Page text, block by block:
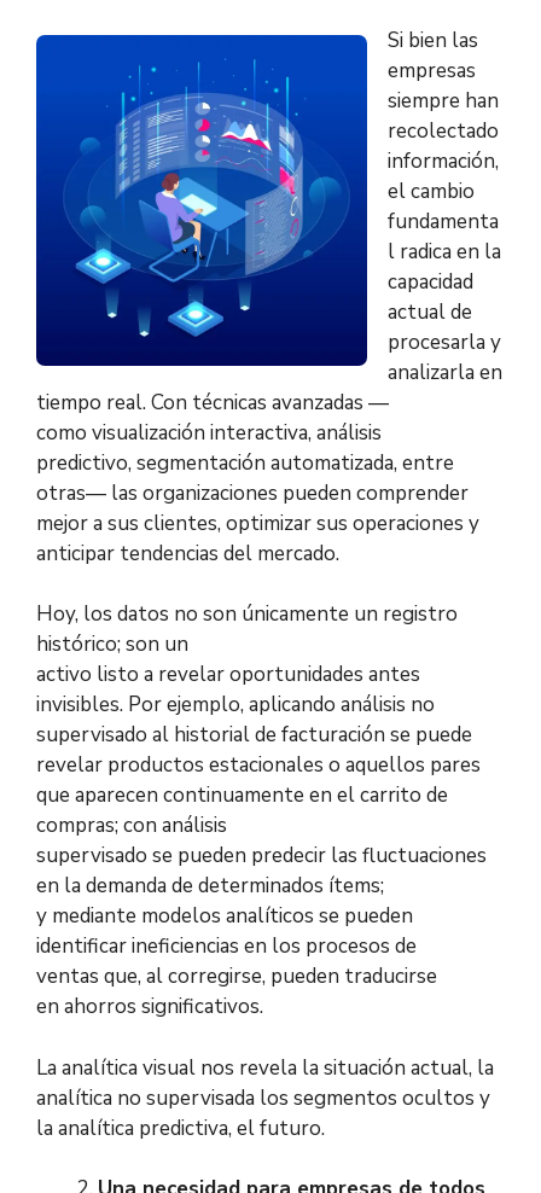
Si bien las
empresas
siempre han
recolectado
información,
el cambio
fundamenta
l radica en la
capacidad
actual de
procesarla y
analizarla en
tiempo real. Con técnicas avanzadas —
como visualización interactiva, análisis
predictivo, segmentación automatizada, entre
otras— las organizaciones pueden comprender
mejor a sus clientes, optimizar sus operaciones y
anticipar tendencias del mercado.
Hoy, los datos no son únicamente un registro
histórico; son un
activo listo a revelar oportunidades antes
invisibles. Por ejemplo, aplicando análisis no
supervisado al historial de facturación se puede
revelar productos estacionales o aquellos pares
que aparecen continuamente en el carrito de
compras; con análisis
supervisado se pueden predecir las fluctuaciones
en la demanda de determinados ítems;
y mediante modelos analíticos se pueden
identificar ineficiencias en los procesos de
ventas que, al corregirse, pueden traducirse
en ahorros significativos.
La analítica visual nos revela la situación actual, la
analítica no supervisada los segmentos ocultos y
la analítica predictiva, el futuro.